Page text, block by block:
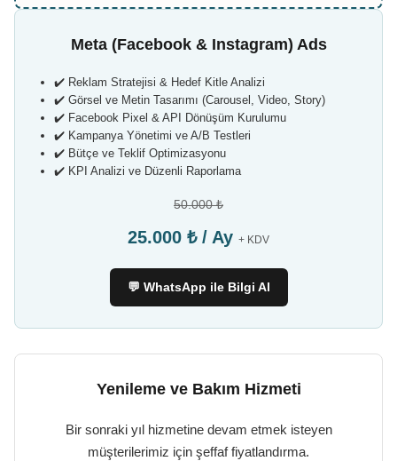
Meta (Facebook & Instagram) Ads
✔️ Reklam Stratejisi & Hedef Kitle Analizi
✔️ Görsel ve Metin Tasarımı (Carousel, Video, Story)
✔️ Facebook Pixel & API Dönüşüm Kurulumu
✔️ Kampanya Yönetimi ve A/B Testleri
✔️ Bütçe ve Teklif Optimizasyonu
✔️ KPI Analizi ve Düzenli Raporlama
50.000 ₺
25.000 ₺ / Ay + KDV
💬 WhatsApp ile Bilgi Al
Yenileme ve Bakım Hizmeti
Bir sonraki yıl hizmetine devam etmek isteyen
müşterilerimiz için şeffaf fiyatlandırma.